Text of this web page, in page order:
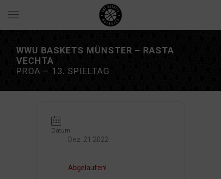
WWU BASKETS MÜNSTER – RASTA
VECHTA
PROA – 13. SPIELTAG
Datum
Dez. 21 2022
Abgelaufen!